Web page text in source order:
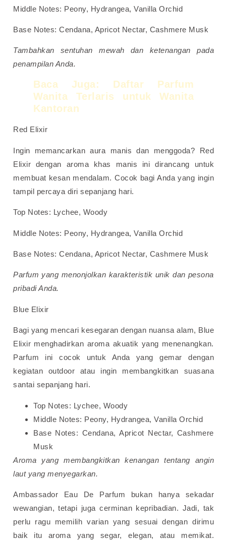
Middle Notes: Peony, Hydrangea, Vanilla Orchid
Base Notes: Cendana, Apricot Nectar, Cashmere Musk
Tambahkan sentuhan mewah dan ketenangan pada
penampilan Anda.
Baca Juga: Daftar Parfum
Wanita Terlaris untuk Wanita
Kantoran
Red Elixir
Ingin memancarkan aura manis dan menggoda? Red
Elixir dengan aroma khas manis ini dirancang untuk
membuat kesan mendalam. Cocok bagi Anda yang ingin
tampil percaya diri sepanjang hari.
Top Notes: Lychee, Woody
Middle Notes: Peony, Hydrangea, Vanilla Orchid
Base Notes: Cendana, Apricot Nectar, Cashmere Musk
Parfum yang menonjolkan karakteristik unik dan pesona
pribadi Anda.
Blue Elixir
Bagi yang mencari kesegaran dengan nuansa alam, Blue
Elixir menghadirkan aroma akuatik yang menenangkan.
Parfum ini cocok untuk Anda yang gemar dengan
kegiatan outdoor atau ingin membangkitkan suasana
santai sepanjang hari.
Top Notes: Lychee, Woody
Middle Notes: Peony, Hydrangea, Vanilla Orchid
Base Notes: Cendana, Apricot Nectar, Cashmere
Musk
Aroma yang membangkitkan kenangan tentang angin
laut yang menyegarkan.
Ambassador Eau De Parfum bukan hanya sekadar
wewangian, tetapi juga cerminan kepribadian. Jadi, tak
perlu ragu memilih varian yang sesuai dengan dirimu
baik itu aroma yang segar, elegan, atau memikat.